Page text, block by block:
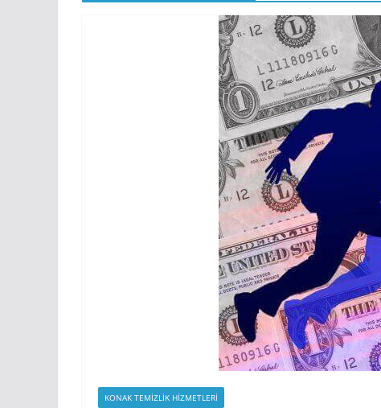
KONAK TEMIZLIK HIZMETLERI